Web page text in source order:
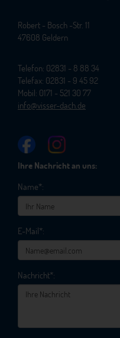
Robert - Bosch -Str. 11
47608 Geldern
Telefon: 02831 - 8 88 34
Telefax: 02831 - 9 45 92
Mobil: 0171 - 521 30 77
info@visser-dach.de
Ihre Nachricht an uns:
Name*:
E-Mail*:
Nachricht*: